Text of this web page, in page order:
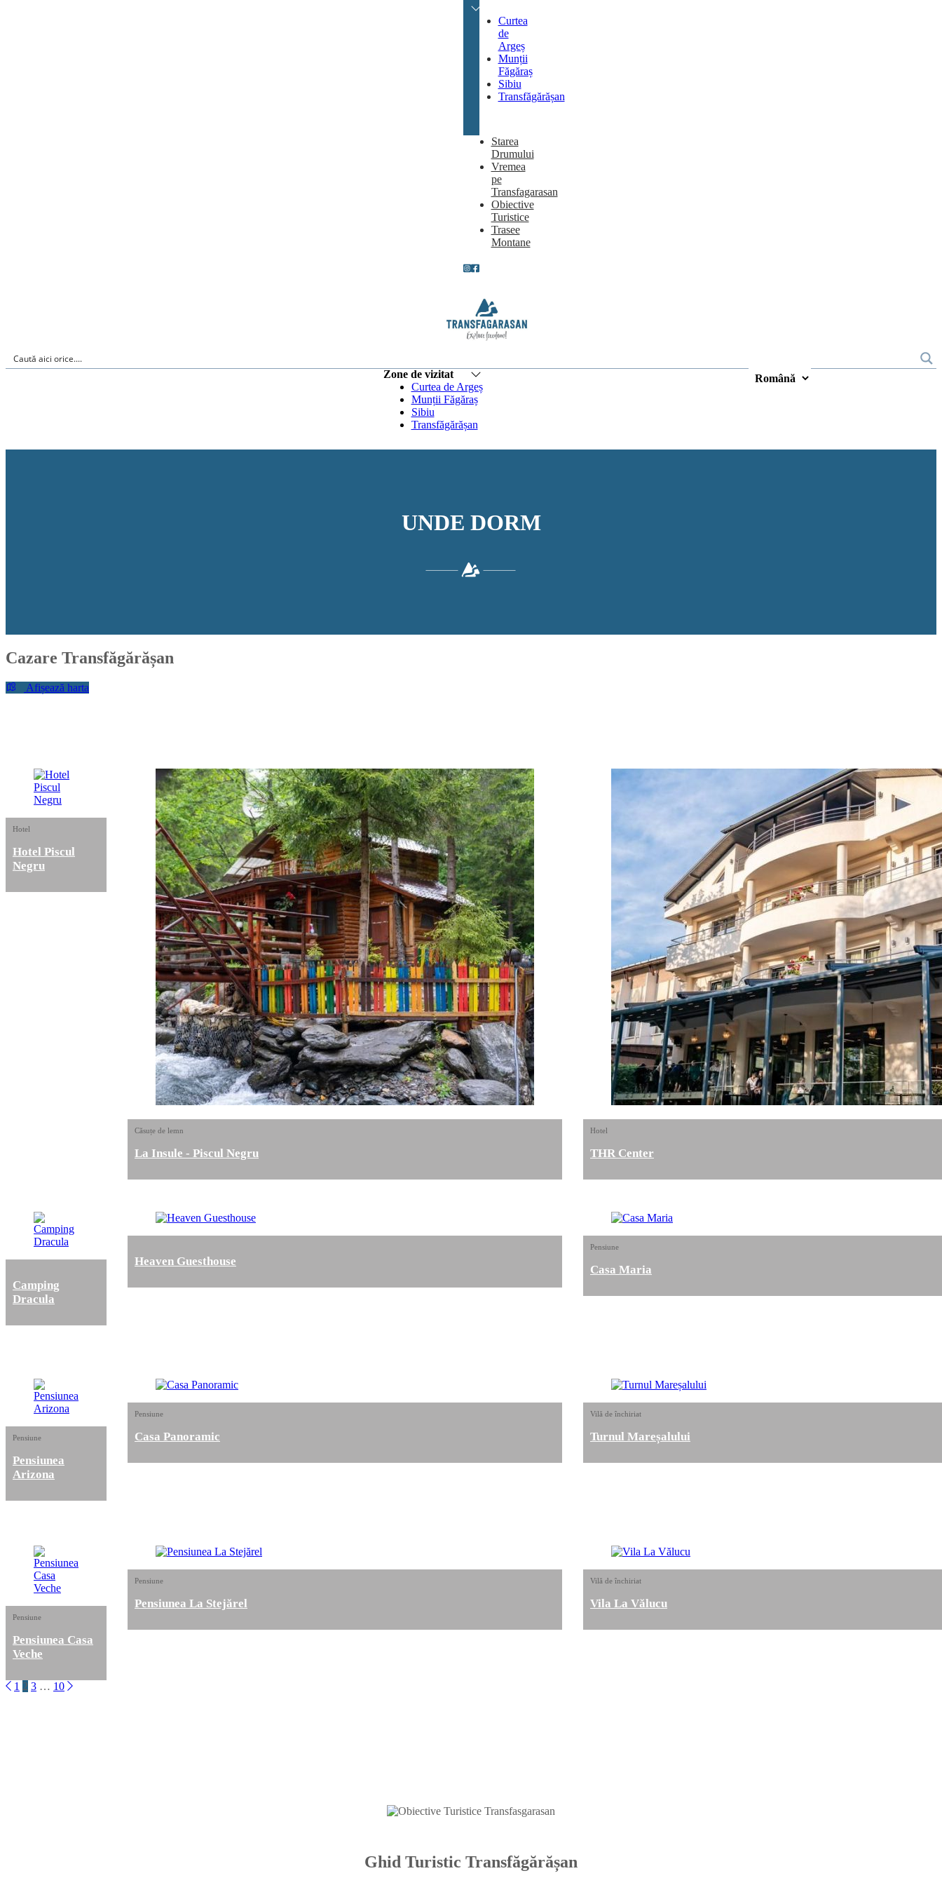
Curtea
de
Argeș
Munții
Făgăraș
Sibiu
Transfăgărășan
Starea
Drumului
Vremea
pe
Transfagarasan
Obiective
Turistice
Trasee
Montane
Zone de vizitat
Curtea de Argeș
Munții Făgăraș
Sibiu
Transfăgărășan
UNDE DORM
Cazare Transfăgărășan
Afișează harta
Hotel
Hotel Piscul
Negru
Căsuțe de lemn
La Insule - Piscul Negru
Hotel
THR Center
Camping
Dracula
Heaven Guesthouse
Pensiune
Casa Maria
Pensiune
Pensiunea
Arizona
Pensiune
Casa Panoramic
Vilă de închiriat
Turnul Mareșalului
Pensiune
Pensiunea Casa
Veche
Pensiune
Pensiunea La Stejărel
Vilă de închiriat
Vila La Vălucu
1 2 3 … 10
Ghid Turistic Transfăgărășan